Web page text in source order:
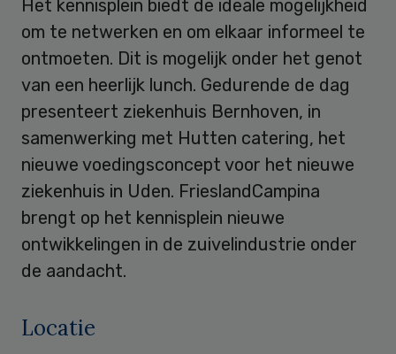
Het kennisplein biedt de ideale mogelijkheid
om te netwerken en om elkaar informeel te
ontmoeten. Dit is mogelijk onder het genot
van een heerlijk lunch. Gedurende de dag
presenteert ziekenhuis Bernhoven, in
samenwerking met Hutten catering, het
nieuwe voedingsconcept voor het nieuwe
ziekenhuis in Uden. FrieslandCampina
brengt op het kennisplein nieuwe
ontwikkelingen in de zuivelindustrie onder
de aandacht.
Locatie